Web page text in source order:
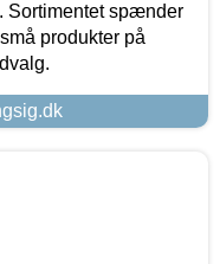
Sortimentet spænder
produkter på